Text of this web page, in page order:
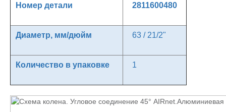
Номер детали 2811600480
Диаметр, мм/дюйм 63 / 21/2"
Количество в упаковке 1